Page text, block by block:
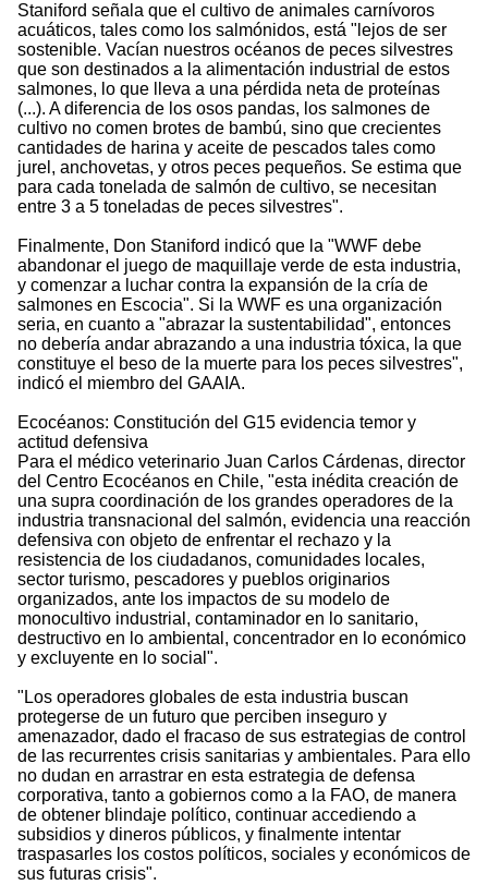
Staniford señala que el cultivo de animales carnívoros
acuáticos, tales como los salmónidos, está "lejos de ser
sostenible. Vacían nuestros océanos de peces silvestres
que son destinados a la alimentación industrial de estos
salmones, lo que lleva a una pérdida neta de proteínas
(...). A diferencia de los osos pandas, los salmones de
cultivo no comen brotes de bambú, sino que crecientes
cantidades de harina y aceite de pescados tales como
jurel, anchovetas, y otros peces pequeños. Se estima que
para cada tonelada de salmón de cultivo, se necesitan
entre 3 a 5 toneladas de peces silvestres".
Finalmente, Don Staniford indicó que la "WWF debe
abandonar el juego de maquillaje verde de esta industria,
y comenzar a luchar contra la expansión de la cría de
salmones en Escocia". Si la WWF es una organización
seria, en cuanto a "abrazar la sustentabilidad", entonces
no debería andar abrazando a una industria tóxica, la que
constituye el beso de la muerte para los peces silvestres",
indicó el miembro del GAAIA.
Ecocéanos: Constitución del G15 evidencia temor y
actitud defensiva
Para el médico veterinario Juan Carlos Cárdenas, director
del Centro Ecocéanos en Chile, "esta inédita creación de
una supra coordinación de los grandes operadores de la
industria transnacional del salmón, evidencia una reacción
defensiva con objeto de enfrentar el rechazo y la
resistencia de los ciudadanos, comunidades locales,
sector turismo, pescadores y pueblos originarios
organizados, ante los impactos de su modelo de
monocultivo industrial, contaminador en lo sanitario,
destructivo en lo ambiental, concentrador en lo económico
y excluyente en lo social".
"Los operadores globales de esta industria buscan
protegerse de un futuro que perciben inseguro y
amenazador, dado el fracaso de sus estrategias de control
de las recurrentes crisis sanitarias y ambientales. Para ello
no dudan en arrastrar en esta estrategia de defensa
corporativa, tanto a gobiernos como a la FAO, de manera
de obtener blindaje político, continuar accediendo a
subsidios y dineros públicos, y finalmente intentar
traspasarles los costos políticos, sociales y económicos de
sus futuras crisis".